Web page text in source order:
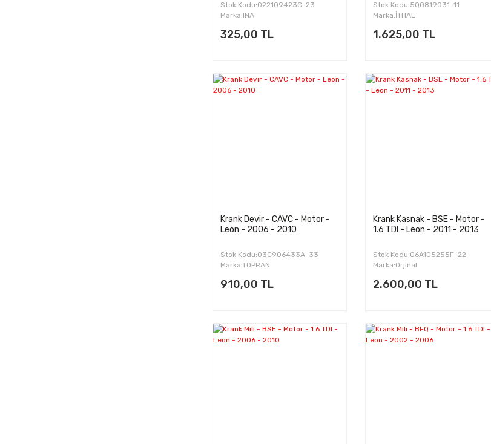
Stok Kodu:022109423C-23
Marka:INA
325,00 TL
Stok Kodu:5Q0819031-11
Marka:İTHAL
1.625,00 TL
Krank Devir - CAVC - Motor -
Leon - 2006 - 2010
Stok Kodu:03C906433A-33
Marka:TOPRAN
910,00 TL
Krank Kasnak - BSE - Motor -
1.6 TDI - Leon - 2011 - 2013
Stok Kodu:06A105255F-22
Marka:Orjinal
2.600,00 TL